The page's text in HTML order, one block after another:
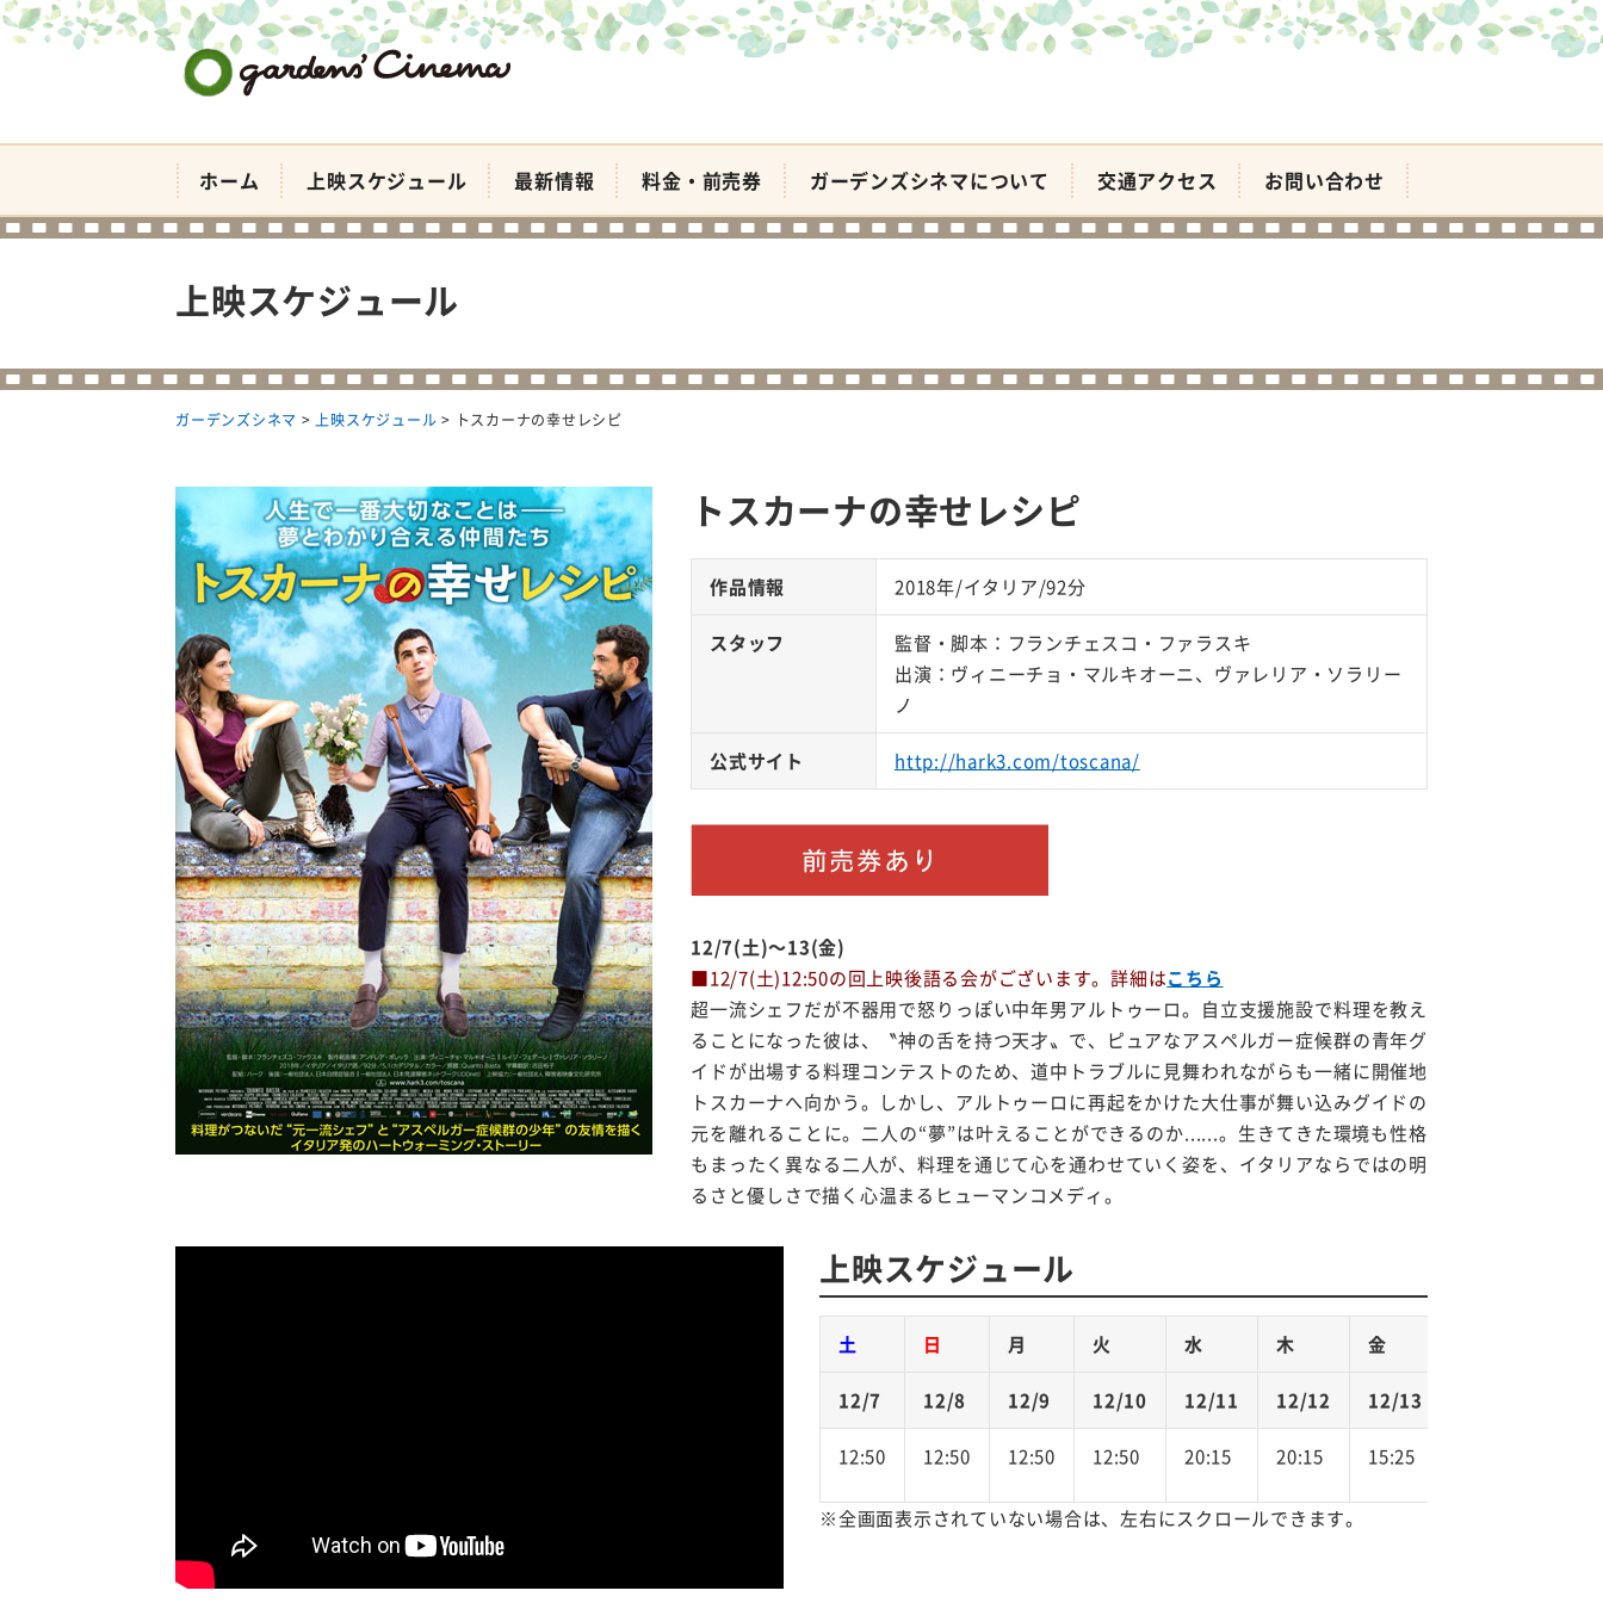
ホーム 上映スケジュール 最新情報 料金・前売券 ガーデンズシネマについて 交通アクセス お問い合わせ
上映スケジュール
ガーデンズシネマ >上映スケジュール > トスカーナの幸せレシピ
トスカーナの幸せレシピ
作品情報 2018年/イタリア/92分
スタッフ
監督・脚本：フランチェスコ・ファラスキ
出演：ヴィニーチョ・マルキオーニ、ヴァレリア・ソラリー
ノ
公式サイト http://hark3.com/toscana/
12/7(土)～13(金)
■12/7(土)12:50の回上映後語る会がございます。詳細はこちら
超一流シェフだが不器用で怒りっぽい中年男アルトゥーロ。自立支援施設で料理を教え
ることになった彼は、〝神の舌を持つ天才〟で、ピュアなアスペルガー症候群の青年グ
イドが出場する料理コンテストのため、道中トラブルに見舞われながらも一緒に開催地
トスカーナへ向かう。しかし、アルトゥーロに再起をかけた大仕事が舞い込みグイドの
元を離れることに。二人の“夢”は叶えることができるのか......。生きてきた環境も性格
もまったく異なる二人が、料理を通じて心を通わせていく姿を、イタリアならではの明
るさと優しさで描く心温まるヒューマンコメディ。
上映スケジュール
土 日 月 火 水 木 金
12/7 12/8 12/9 12/10 12/11 12/12 12/13
12:50 12:50 12:50 12:50 20:15 20:15 15:25
※全画面表示されていない場合は、左右にスクロールできます。